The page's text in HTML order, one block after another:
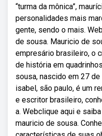
“turma da mônica”,
personalidades mais
gente, sendo o mais.
de sousa. Mauricio de
empresário brasileiro, o
de história em
sousa, nascido em 27
isabel, são paulo, é um
e escritor brasileiro,
a. Webclique aqui e
mauricio de sousa.